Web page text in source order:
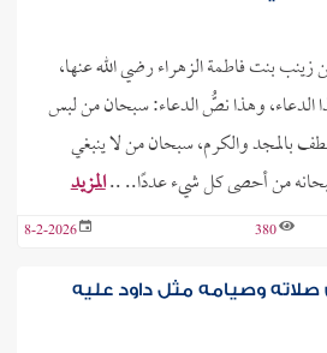
زينب بنت فاطمة الزهراء رضي الله عنها،
وهذا نصُّ الدعاء: سبحان من لبس
بالمجد والكرم، سبحان من لا ينبغي
من أحصى كل شيء عددًا.. ..المزيد
380
8-2-2026
صلاته وصيامه مثل داود عليه